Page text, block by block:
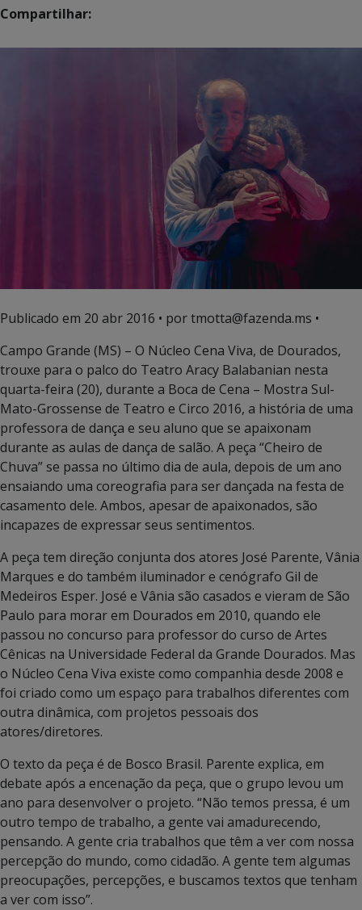
Compartilhar:
Publicado em 20 abr 2016 • por tmotta@fazenda.ms •
Campo Grande (MS) – O Núcleo Cena Viva, de Dourados,
trouxe para o palco do Teatro Aracy Balabanian nesta
quarta-feira (20), durante a Boca de Cena – Mostra Sul-
Mato-Grossense de Teatro e Circo 2016, a história de uma
professora de dança e seu aluno que se apaixonam
durante as aulas de dança de salão. A peça “Cheiro de
Chuva” se passa no último dia de aula, depois de um ano
ensaiando uma coreografia para ser dançada na festa de
casamento dele. Ambos, apesar de apaixonados, são
incapazes de expressar seus sentimentos.
A peça tem direção conjunta dos atores José Parente, Vânia
Marques e do também iluminador e cenógrafo Gil de
Medeiros Esper. José e Vânia são casados e vieram de São
Paulo para morar em Dourados em 2010, quando ele
passou no concurso para professor do curso de Artes
Cênicas na Universidade Federal da Grande Dourados. Mas
o Núcleo Cena Viva existe como companhia desde 2008 e
foi criado como um espaço para trabalhos diferentes com
outra dinâmica, com projetos pessoais dos
atores/diretores.
O texto da peça é de Bosco Brasil. Parente explica, em
debate após a encenação da peça, que o grupo levou um
ano para desenvolver o projeto. “Não temos pressa, é um
outro tempo de trabalho, a gente vai amadurecendo,
pensando. A gente cria trabalhos que têm a ver com nossa
percepção do mundo, como cidadão. A gente tem algumas
preocupações, percepções, e buscamos textos que tenham
a ver com isso”.